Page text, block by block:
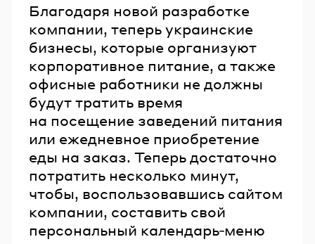
Благодаря новой разработке
компании, теперь украинские
бизнесы, которые организуют
корпоративное питание, а также
офисные работники не должны
будут тратить время
на посещение заведений питания
или ежедневное приобретение
еды на заказ. Теперь достаточно
потратить несколько минут,
чтобы, воспользовавшись сайтом
компании, составить свой
персональный календарь‑меню